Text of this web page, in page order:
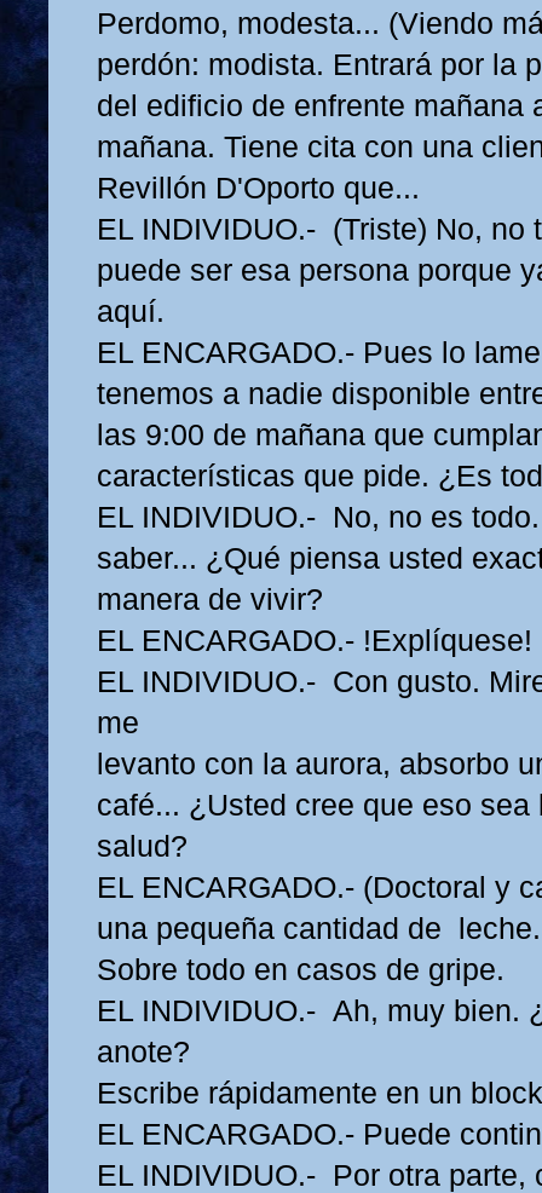
Perdomo, modesta... (Viendo
perdón: modista. Entrará por la
del edificio de enfrente mañana
mañana. Tiene cita con una
Revillón D'Oporto que...
EL INDIVIDUO.- (Triste) No, no
puede ser esa persona porque
aquí.
EL ENCARGADO.- Pues lo
tenemos a nadie disponible
las 9:00 de mañana que
características que pide. ¿Es
EL INDIVIDUO.- No, no es
saber... ¿Qué piensa usted
manera de vivir?
EL ENCARGADO.- !Explíquese!
EL INDIVIDUO.- Con gusto.
me
levanto con la aurora, absorbo
café... ¿Usted cree que eso sea
salud?
EL ENCARGADO.- (Doctoral y
una pequeña cantidad de
Sobre todo en casos de gripe.
EL INDIVIDUO.- Ah, muy bien.
anote?
Escribe rápidamente en un
EL ENCARGADO.- Puede
EL INDIVIDUO.- Por otra parte,